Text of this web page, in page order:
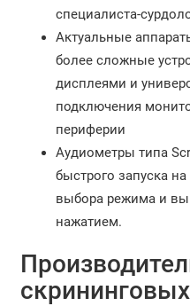
специалиста-
Актуальные
более сложные
дисплеями и
подключения
периферии
Аудиометры типа
быстрого запуска
выбора режима и
нажатием.